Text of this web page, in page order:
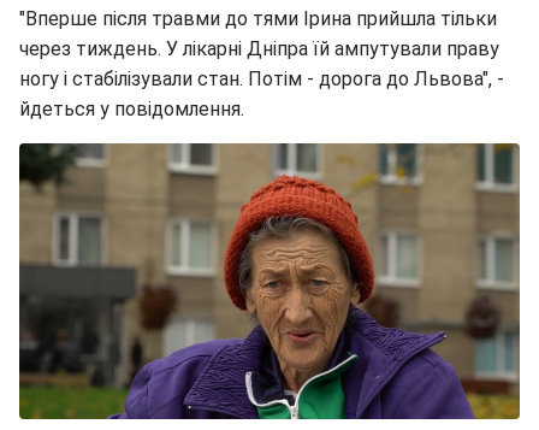
"Вперше після травми до тями Ірина прийшла тільки
через тиждень. У лікарні Дніпра їй ампутували праву
ногу і стабілізували стан. Потім - дорога до Львова", -
йдеться у повідомлення.